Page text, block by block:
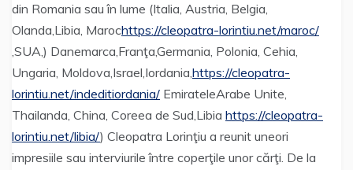
din Romania sau în lume (Italia, Austria, Belgia,
Olanda,Libia, Marochttps://cleopatra-lorintiu.net/maroc/
,SUA,) Danemarca,Franţa,Germania, Polonia, Cehia,
Ungaria, Moldova,Israel,Iordania,https://cleopatra-
lorintiu.net/indeditiordania/ EmirateleArabe Unite,
Thailanda, China, Coreea de Sud,Libia https://cleopatra-
lorintiu.net/libia/) Cleopatra Lorinţiu a reunit uneori
impresiile sau interviurile între coperţile unor cărţi. De la